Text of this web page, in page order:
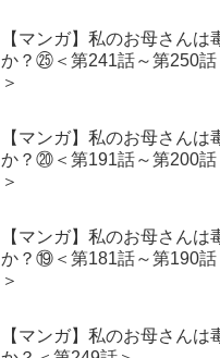
【マンガ】私のお母さんは
か？㉕＜第241話～第250話
＞
【マンガ】私のお母さんは
か？⑳＜第191話～第200話
＞
【マンガ】私のお母さんは
か？⑲＜第181話～第190話
＞
【マンガ】私のお母さんは